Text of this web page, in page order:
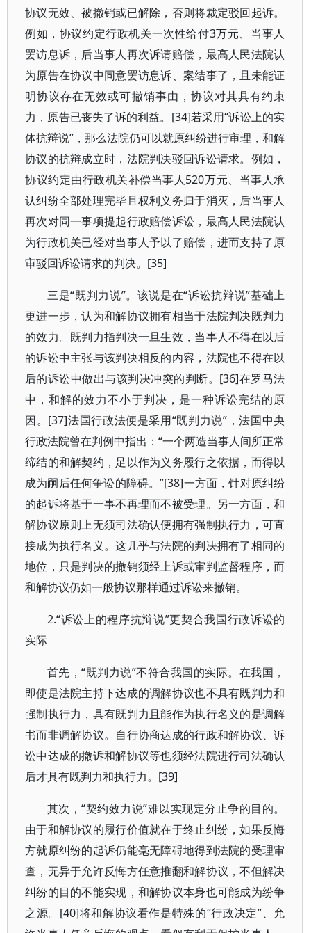
协议无效、被撤销或已解除，否则将裁定驳回起诉。
例如，协议约定行政机关一次性给付3万元、当事人
罢访息诉，后当事人再次诉请赔偿，最高人民法院认
为原告在协议中同意罢访息诉、案结事了，且未能证
明协议存在无效或可撤销事由，协议对其具有约束
力，原告已丧失了诉的利益。[34]若采用“诉讼上的实
体抗辩说”，那么法院仍可以就原纠纷进行审理，和解
协议的抗辩成立时，法院判决驳回诉讼请求。例如，
协议约定由行政机关补偿当事人520万元、当事人承
认纠纷全部处理完毕且权利义务归于消灭，后当事人
再次对同一事项提起行政赔偿诉讼，最高人民法院认
为行政机关已经对当事人予以了赔偿，进而支持了原
审驳回诉讼请求的判决。[35]
三是“既判力说”。该说是在“诉讼抗辩说”基础上
更进一步，认为和解协议拥有相当于法院判决既判力
的效力。既判力指判决一旦生效，当事人不得在以后
的诉讼中主张与该判决相反的内容，法院也不得在以
后的诉讼中做出与该判决冲突的判断。[36]在罗马法
中，和解的效力不小于判决，是一种诉讼完结的原
因。[37]法国行政法便是采用“既判力说”，法国中央
行政法院曾在判例中指出：“一个两造当事人间所正常
缔结的和解契约，足以作为义务履行之依据，而得以
成为嗣后任何争讼的障碍。”[38]一方面，针对原纠纷
的起诉将基于一事不再理而不被受理。另一方面，和
解协议原则上无须司法确认便拥有强制执行力，可直
接成为执行名义。这几乎与法院的判决拥有了相同的
地位，只是判决的撤销须经上诉或审判监督程序，而
和解协议仍如一般协议那样通过诉讼来撤销。
2.“诉讼上的程序抗辩说”更契合我国行政诉讼的
实际
首先，“既判力说”不符合我国的实际。在我国，
即使是法院主持下达成的调解协议也不具有既判力和
强制执行力，具有既判力且能作为执行名义的是调解
书而非调解协议。自行协商达成的行政和解协议、诉
讼中达成的撤诉和解协议等也须经法院进行司法确认
后才具有既判力和执行力。[39]
其次，“契约效力说”难以实现定分止争的目的。
由于和解协议的履行价值就在于终止纠纷，如果反悔
方就原纠纷的起诉仍能毫无障碍地得到法院的受理审
查，无异于允许反悔方任意推翻和解协议，不但解决
纠纷的目的不能实现，和解协议本身也可能成为纷争
之源。[40]将和解协议看作是特殊的“行政决定”、允